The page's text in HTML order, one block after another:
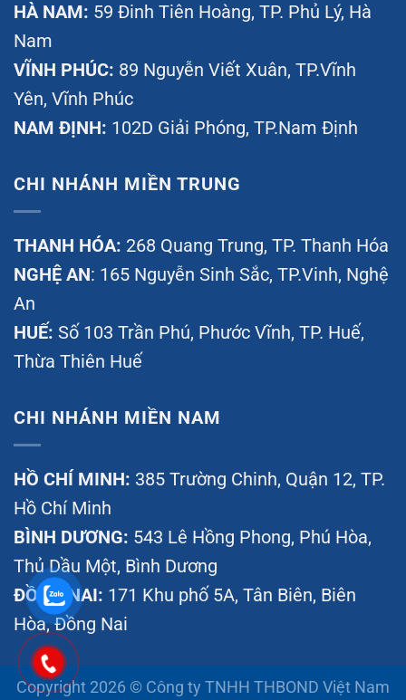
HÀ NAM: 59 Đinh Tiên Hoàng, TP. Phủ Lý, Hà
Nam
VĨNH PHÚC: 89 Nguyễn Viết Xuân, TP.Vĩnh
Yên, Vĩnh Phúc
NAM ĐỊNH: 102D Giải Phóng, TP.Nam Định
CHI NHÁNH MIỀN TRUNG
THANH HÓA: 268 Quang Trung, TP. Thanh Hóa
NGHỆ AN: 165 Nguyễn Sinh Sắc, TP.Vinh, Nghệ
An
HUẾ: Số 103 Trần Phú, Phước Vĩnh, TP. Huế,
Thừa Thiên Huế
CHI NHÁNH MIỀN NAM
HỒ CHÍ MINH: 385 Trường Chinh, Quận 12, TP.
Hồ Chí Minh
BÌNH DƯƠNG: 543 Lê Hồng Phong, Phú Hòa,
Thủ Dầu Một, Bình Dương
ĐỒNG NAI: 171 Khu phố 5A, Tân Biên, Biên
Hòa, Đồng Nai
Copyright 2026 © Công ty TNHH THBOND Việt Nam